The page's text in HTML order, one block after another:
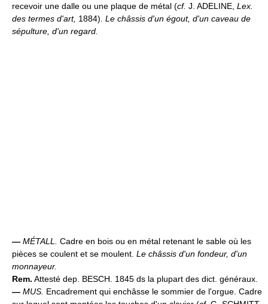
recevoir une dalle ou une plaque de métal (cf. J. ADELINE, Lex.
des termes d'art, 1884). Le châssis d'un égout, d'un caveau de
sépulture, d'un regard.
— MÉTALL. Cadre en bois ou en métal retenant le sable où les
pièces se coulent et se moulent. Le châssis d'un fondeur, d'un
monnayeur.
Rem. Attesté dep. BESCH. 1845 ds la plupart des dict. généraux.
— MUS. Encadrement qui enchâsse le sommier de l'orgue. Cadre